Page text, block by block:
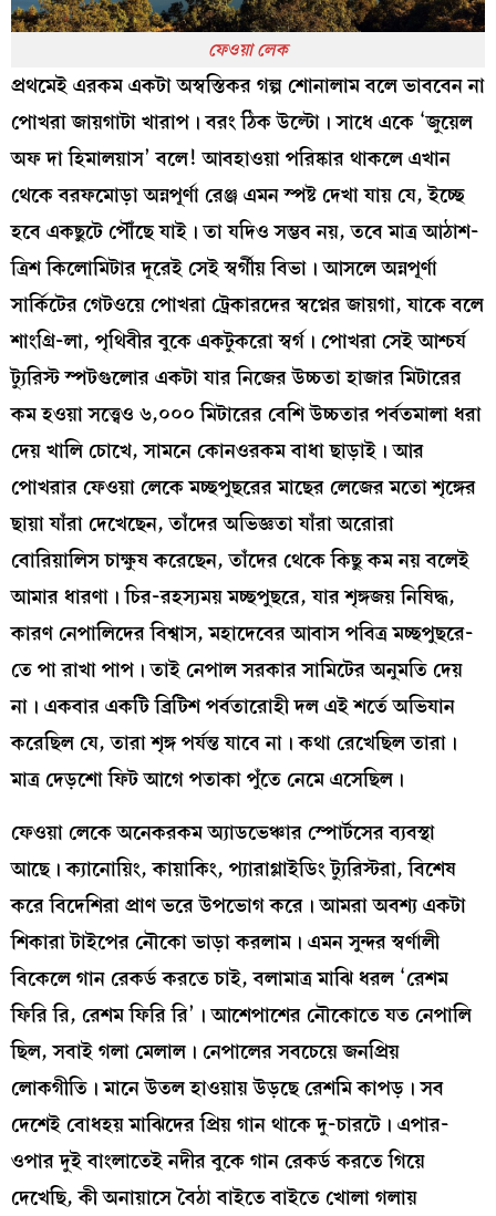
ফেওয়া লেক
প্রথমেই এরকম একটা অস্বস্তিকর গল্প শোনালাম বলে ভাববেন না
পোখরা জায়গাটা খারাপ। বরং ঠিক উল্টো। সাধে একে ‘জুয়েল
অফ দা হিমালয়াস’ বলে! আবহাওয়া পরিষ্কার থাকলে এখান
থেকে বরফমোড়া অন্নপূর্ণা রেঞ্জ এমন স্পষ্ট দেখা যায় যে, ইচ্ছে
হবে একছুটে পৌঁছে যাই। তা যদিও সম্ভব নয়, তবে মাত্র আঠাশ-
ত্রিশ কিলোমিটার দূরেই সেই স্বর্গীয় বিভা। আসলে অন্নপূর্ণা
সার্কিটের গেটওয়ে পোখরা ট্রেকারদের স্বপ্নের জায়গা, যাকে বলে
শাংগ্রি-লা, পৃথিবীর বুকে একটুকরো স্বর্গ। পোখরা সেই আশ্চর্য
ট্যুরিস্ট স্পটগুলোর একটা যার নিজের উচ্চতা হাজার মিটারের
কম হওয়া সত্ত্বেও ৬,০০০ মিটারের বেশি উচ্চতার পর্বতমালা ধরা
দেয় খালি চোখে, সামনে কোনওরকম বাধা ছাড়াই। আর
পোখরার ফেওয়া লেকে মচ্ছপুছরের মাছের লেজের মতো শৃঙ্গের
ছায়া যাঁরা দেখেছেন, তাঁদের অভিজ্ঞতা যাঁরা অরোরা
বোরিয়ালিস চাক্ষুষ করেছেন, তাঁদের থেকে কিছু কম নয় বলেই
আমার ধারণা। চির-রহস্যময় মচ্ছপুছরে, যার শৃঙ্গজয় নিষিদ্ধ,
কারণ নেপালিদের বিশ্বাস, মহাদেবের আবাস পবিত্র মচ্ছপুছরে-
তে পা রাখা পাপ। তাই নেপাল সরকার সামিটের অনুমতি দেয়
না। একবার একটি ব্রিটিশ পর্বতারোহী দল এই শর্তে অভিযান
করেছিল যে, তারা শৃঙ্গ পর্যন্ত যাবে না। কথা রেখেছিল তারা।
মাত্র দেড়শো ফিট আগে পতাকা পুঁতে নেমে এসেছিল।
ফেওয়া লেকে অনেকরকম অ্যাডভেঞ্চার স্পোর্টসের ব্যবস্থা
আছে। ক্যানোয়িং, কায়াকিং, প্যারাগ্লাইডিং ট্যুরিস্টরা, বিশেষ
করে বিদেশিরা প্রাণ ভরে উপভোগ করে। আমরা অবশ্য একটা
শিকারা টাইপের নৌকো ভাড়া করলাম। এমন সুন্দর স্বর্ণালী
বিকেলে গান রেকর্ড করতে চাই, বলামাত্র মাঝি ধরল ‘রেশম
ফিরি রি, রেশম ফিরি রি’। আশেপাশের নৌকোতে যত নেপালি
ছিল, সবাই গলা মেলাল। নেপালের সবচেয়ে জনপ্রিয়
লোকগীতি। মানে উতল হাওয়ায় উড়ছে রেশমি কাপড়। সব
দেশেই বোধহয় মাঝিদের প্রিয় গান থাকে দু-চারটে। এপার-
ওপার দুই বাংলাতেই নদীর বুকে গান রেকর্ড করতে গিয়ে
দেখেছি, কী অনায়াসে বৈঠা বাইতে বাইতে খোলা গলায়